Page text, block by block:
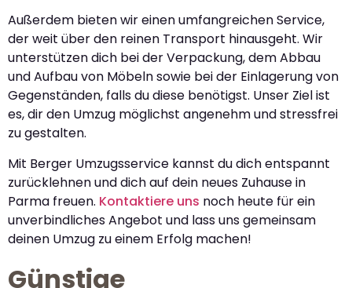
Außerdem bieten wir einen umfangreichen Service,
der weit über den reinen Transport hinausgeht. Wir
unterstützen dich bei der Verpackung, dem Abbau
und Aufbau von Möbeln sowie bei der Einlagerung von
Gegenständen, falls du diese benötigst. Unser Ziel ist
es, dir den Umzug möglichst angenehm und stressfrei
zu gestalten.
Mit Berger Umzugsservice kannst du dich entspannt
zurücklehnen und dich auf dein neues Zuhause in
Parma freuen. Kontaktiere uns noch heute für ein
unverbindliches Angebot und lass uns gemeinsam
deinen Umzug zu einem Erfolg machen!
Günstige